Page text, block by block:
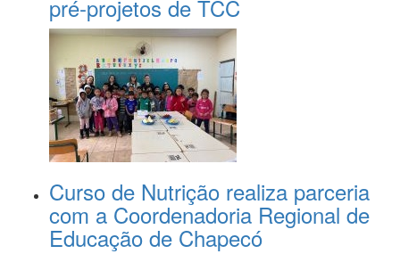
pré-projetos de TCC
Curso de Nutrição realiza parceria
com a Coordenadoria Regional de
Educação de Chapecó